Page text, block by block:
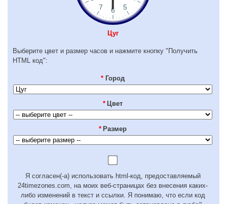
Цуг
Выберите цвет и размер часов и нажмите кнопку "Получить
HTML код":
* Город
* Цвет
* Размер
Я согласен(-а) использовать html-код, предоставляемый
24timezones.com, на моих веб-страницах без внесения каких-
либо изменений в текст и ссылки. Я понимаю, что если код